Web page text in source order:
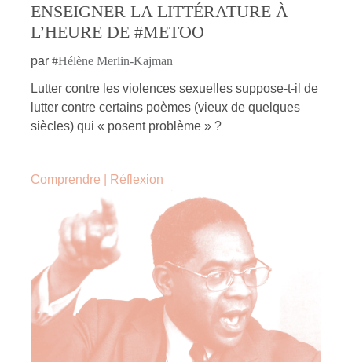
ENSEIGNER LA LITTÉRATURE À
L’HEURE DE #METOO
par #Hélène Merlin-Kajman
Lutter contre les violences sexuelles suppose-t-il de
lutter contre certains poèmes (vieux de quelques
siècles) qui « posent problème » ?
Comprendre Réflexion